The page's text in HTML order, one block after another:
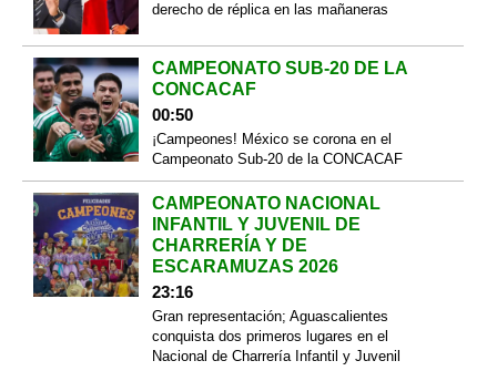
derecho de réplica en las mañaneras
CAMPEONATO SUB-20 DE LA
CONCACAF
00:50
¡Campeones! México se corona en el
Campeonato Sub-20 de la CONCACAF
CAMPEONATO NACIONAL
INFANTIL Y JUVENIL DE
CHARRERÍA Y DE
ESCARAMUZAS 2026
23:16
Gran representación; Aguascalientes
conquista dos primeros lugares en el
Nacional de Charrería Infantil y Juvenil